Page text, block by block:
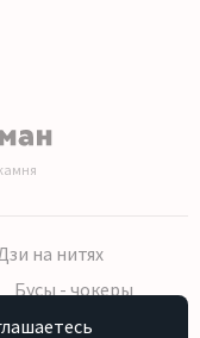
на нитях
Бусы - чокеры
браслет, серьги)